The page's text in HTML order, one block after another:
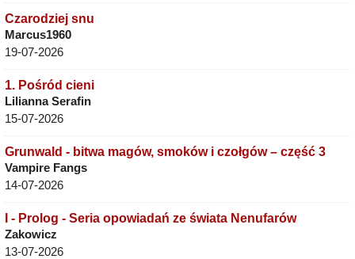
Czarodziej snu
Marcus1960
19-07-2026
1. Pośród cieni
Lilianna Serafin
15-07-2026
Grunwald - bitwa magów, smoków i czołgów – część 3
Vampire Fangs
14-07-2026
I - Prolog - Seria opowiadań ze świata Nenufarów
Zakowicz
13-07-2026